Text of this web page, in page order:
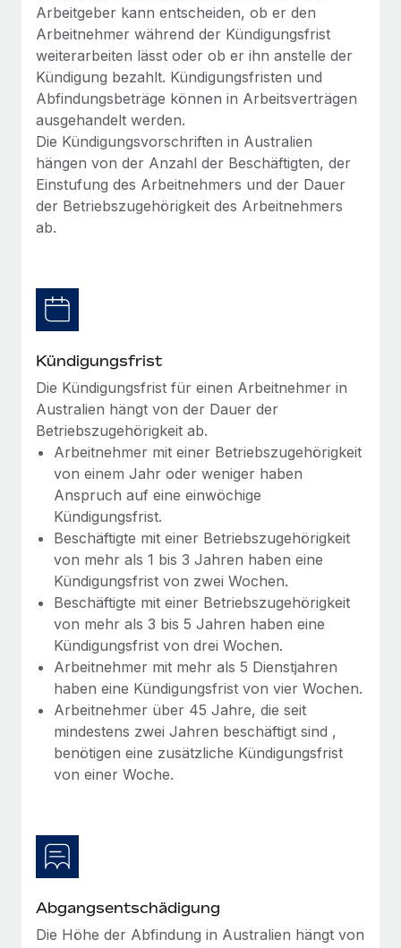
Geräteverwaltung
Globale Bereitstellung und Verfolgung von IT-
Geräten
Gründung von Niederlassungen
Schnelle, rechtssichere Gründung von
Niederlassungen
Mobilität und Relocation
Mühelose Relocation von Mitarbeiter:innen
Open-Source-Infrastrukturen. Das...
Mehr erfahren
Revolution des Enterprise Contractor
Managements – die Erfolgsgeschichte einer
globalen Content-Agentur mit Remote
Auf einen Blick Erfahre mehr über die unglaubliche
Transformation einer weltweit erfolgreichen...
Globale Payroll
EOR und PEO
Contractor Management
Steuern
Den Blog erkunden
BLOG
Gusto und Zero und Contractor Management
Plus
Auch im neuen Jahr wollen wir bei Remote Unternehmen
aller Größen dabei unterstützen, die beste...
Mehr erfahren
Wie Phiture 55 Mitarbeiter:innen in 19 Ländern
mit Remote verwaltet
Phiture ist der unumstrittene Marktführer im Bereich der
Wachstumsberatung für mobile Apps. Das...
Mehr erfahren
Arbeitgeber kann entscheiden, ob er den
Arbeitnehmer während der Kündigungsfrist
weiterarbeiten lässt oder ob er ihn anstelle der
Kündigung bezahlt. Kündigungsfristen und
Abfindungsbeträge können in Arbeitsverträgen
ausgehandelt werden.
Die Kündigungsvorschriften in Australien
hängen von der Anzahl der Beschäftigten, der
Einstufung des Arbeitnehmers und der Dauer
der Betriebszugehörigkeit des Arbeitnehmers
ab.
Kündigungsfrist
Die Kündigungsfrist für einen Arbeitnehmer in
Australien hängt von der Dauer der
Betriebszugehörigkeit ab.
Arbeitnehmer mit einer Betriebszugehörigkeit
von einem Jahr oder weniger haben
Anspruch auf eine einwöchige
Kündigungsfrist.
Beschäftigte mit einer Betriebszugehörigkeit
von mehr als 1 bis 3 Jahren haben eine
Kündigungsfrist von zwei Wochen.
Beschäftigte mit einer Betriebszugehörigkeit
von mehr als 3 bis 5 Jahren haben eine
Kündigungsfrist von drei Wochen.
Arbeitnehmer mit mehr als 5 Dienstjahren
haben eine Kündigungsfrist von vier Wochen.
Arbeitnehmer über 45 Jahre, die seit
mindestens zwei Jahren beschäftigt sind ,
benötigen eine zusätzliche Kündigungsfrist
von einer Woche.
Abgangsentschädigung
Die Höhe der Abfindung in Australien hängt von